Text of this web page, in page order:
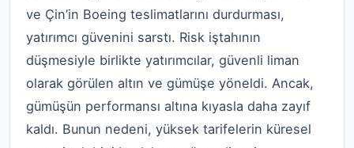
ve Çin’in Boeing teslimatlarını durdurması,
yatırımcı güvenini sarstı. Risk iştahının
düşmesiyle birlikte yatırımcılar, güvenli liman
olarak görülen altın ve gümüşe yöneldi. Ancak,
gümüşün performansı altına kıyasla daha zayıf
kaldı. Bunun nedeni, yüksek tarifelerin küresel